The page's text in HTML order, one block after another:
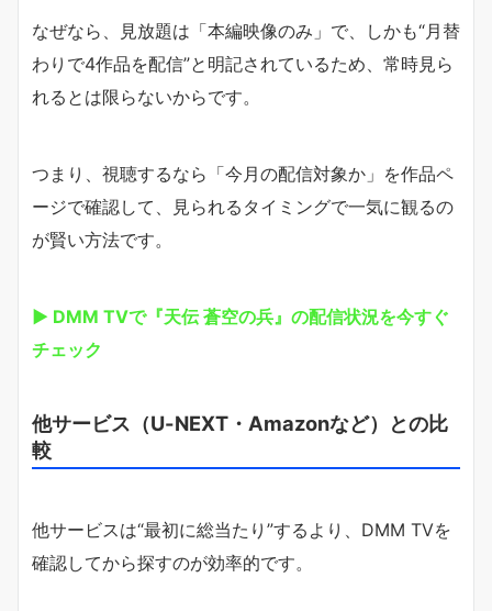
なぜなら、見放題は「本編映像のみ」で、しかも“月替
わりで4作品を配信”と明記されているため、常時見ら
れるとは限らないからです。
つまり、視聴するなら「今月の配信対象か」を作品ペ
ージで確認して、見られるタイミングで一気に観るの
が賢い方法です。
▶ DMM TVで『天伝 蒼空の兵』の配信状況を今すぐ
チェック
他サービス（U-NEXT・Amazonなど）との比
較
他サービスは“最初に総当たり”するより、DMM TVを
確認してから探すのが効率的です。